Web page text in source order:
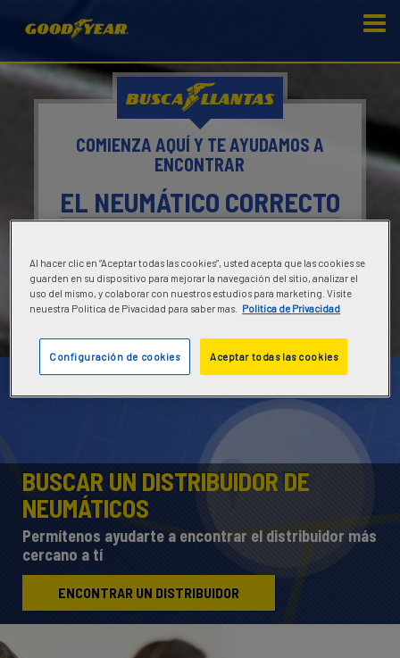
BUSCA LLANTAS
COMIENZA AQUÍ Y TE AYUDAMOS A
ENCONTRAR
EL NEUMÁTICO CORRECTO
O
ENCONTRAR UN DISTRIBUIDOR
BUSCAR UN DISTRIBUIDOR DE
NEUMÁTICOS
Permítenos ayudarte a encontrar el distribuidor más
cercano a tí
ENCONTRAR UN DISTRIBUIDOR
Al hacer clic en “Aceptar todas las cookies”, usted acepta que las cookies se
guarden en su dispositivo para mejorar la navegación del sitio, analizar el
uso del mismo, y colaborar con nuestros estudios para marketing. Visite
neuestra Politica de Pivacidad para saber mas.
Politica de Privacidad
Aceptar todas las cookies
Configuración de cookies